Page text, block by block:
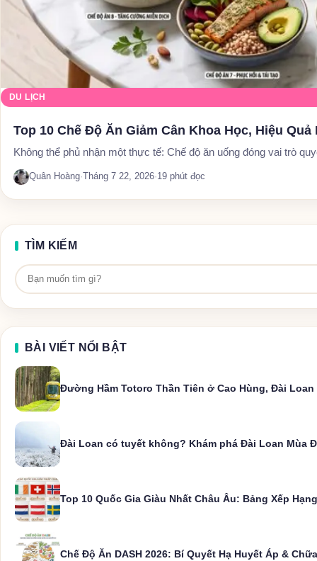
DU LỊCH
Top 10 Chế Độ Ăn Giảm Cân Khoa Học, Hiệu Quả
Không thể phủ nhận một thực tế: Chế độ ăn uống đóng vai trò
Quân Hoàng· Tháng 7 22, 2026·19 phút đọc
TÌM KIẾM
BÀI VIẾT NỔI BẬT
Đường Hầm Totoro Thần Tiên ở Cao Hùng, Đài Loan
Đài Loan có tuyết không? Khám phá Đài Loan Mùa
Top 10 Quốc Gia Giàu Nhất Châu Âu: Bảng Xếp
Chế Độ Ăn DASH 2026: Bí Quyết Hạ Huyết Áp &